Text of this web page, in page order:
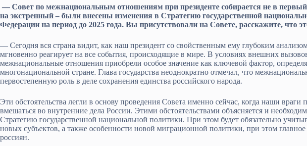
— Совет по межнациональным отношениям при президенте собирается не в
на экстренный – были внесены изменения в Стратегию государственной
Федерации на период до 2025 года. Вы присутствовали на Совете, расскажите, что
— Сегодня вся страна видит, как наш президент со свойственным ему глубоким
мгновенно реагирует на все события, происходящие в мире. В условиях внешних
межнациональные отношения приобрели особое значение как ключевой фактор,
многонациональной стране. Глава государства неоднократно отмечал, что
первостепенную роль в деле сохранения единства российского народа.
Эти обстоятельства легли в основу проведения Совета именно сейчас, когда наши
вмешаться во внутренние дела России. Этими обстоятельствами объясняется и
Стратегию государственной национальной политики. При этом будет обязательно
новых субъектов, а также особенности новой миграционной политики, при этом
россиян.